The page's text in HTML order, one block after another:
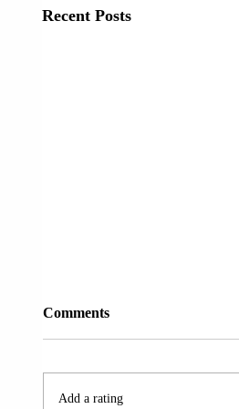
Recent Posts
Comments
Add a rating